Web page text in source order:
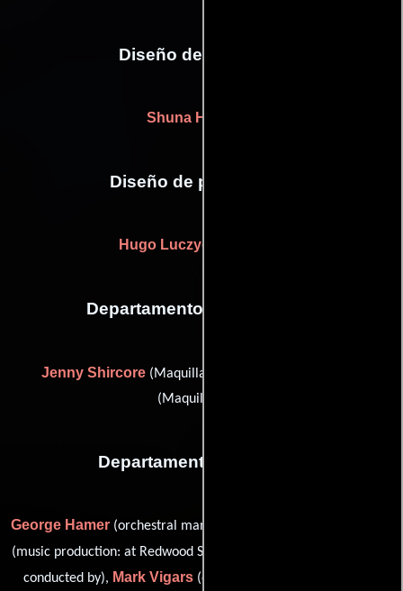
Diseño de vestuario
Shuna Harwood
Diseño de producción
Hugo Luczyc-Wyhowski
Departamento de maquillaje
Jenny Shircore(Maquilladora) y
(Maquilladora)
Departamento de musica
George Hamer (orchestral management),
(music production: at Redwood Studios),
conducted by), Mark Vigars (orchestral recording: at Abbey